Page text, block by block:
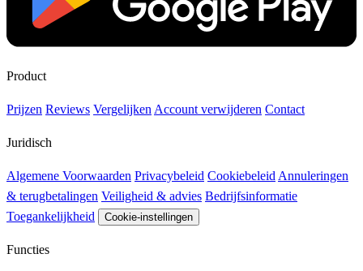
Product
Prijzen Reviews Vergelijken Account verwijderen Contact
Juridisch
Algemene Voorwaarden Privacybeleid Cookiebeleid Annuleringen
& terugbetalingen Veiligheid & advies Bedrijfsinformatie
Toegankelijkheid
Cookie-instellingen
Functies